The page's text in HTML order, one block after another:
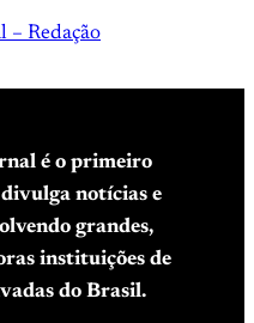
Redação
é o primeiro
notícias e
grandes,
instituições de
do Brasil.